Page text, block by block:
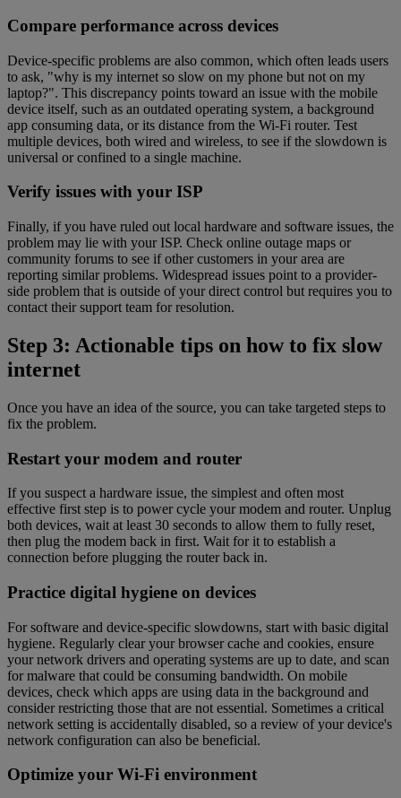
Compare performance across devices
Device-specific problems are also common, which often leads users
to ask, "why is my internet so slow on my phone but not on my
laptop?". This discrepancy points toward an issue with the mobile
device itself, such as an outdated operating system, a background
app consuming data, or its distance from the Wi-Fi router. Test
multiple devices, both wired and wireless, to see if the slowdown is
universal or confined to a single machine.
Verify issues with your ISP
Finally, if you have ruled out local hardware and software issues, the
problem may lie with your ISP. Check online outage maps or
community forums to see if other customers in your area are
reporting similar problems. Widespread issues point to a provider-
side problem that is outside of your direct control but requires you to
contact their support team for resolution.
Step 3: Actionable tips on how to fix slow
internet
Once you have an idea of the source, you can take targeted steps to
fix the problem.
Restart your modem and router
If you suspect a hardware issue, the simplest and often most
effective first step is to power cycle your modem and router. Unplug
both devices, wait at least 30 seconds to allow them to fully reset,
then plug the modem back in first. Wait for it to establish a
connection before plugging the router back in.
Practice digital hygiene on devices
For software and device-specific slowdowns, start with basic digital
hygiene. Regularly clear your browser cache and cookies, ensure
your network drivers and operating systems are up to date, and scan
for malware that could be consuming bandwidth. On mobile
devices, check which apps are using data in the background and
consider restricting those that are not essential. Sometimes a critical
network setting is accidentally disabled, so a review of your device's
network configuration can also be beneficial.
Optimize your Wi-Fi environment